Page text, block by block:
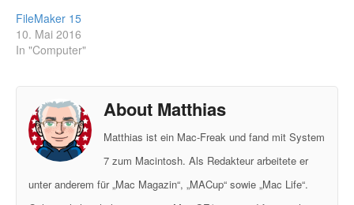
FileMaker 15
10. Mai 2016
In "Computer"
About Matthias
Matthias ist ein Mac-Freak und fand mit System
7 zum Macintosh. Als Redakteur arbeitete er
unter anderem für „Mac Magazin“, „MACup“ sowie „Mac Life“.